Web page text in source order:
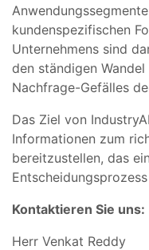
kundenspezifischen
Unternehmens sind
den ständigen
Nachfrage-Gefälles
Das Ziel von
Informationen zum
bereitzustellen, das
Kontaktieren Sie uns:
Herr Venkat Reddy